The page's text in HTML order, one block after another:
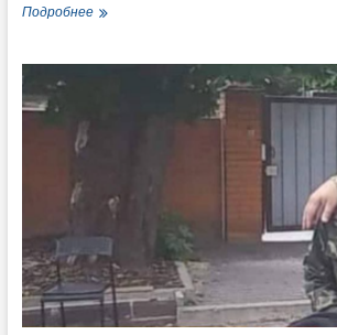
ПодробнееВ
Алуды